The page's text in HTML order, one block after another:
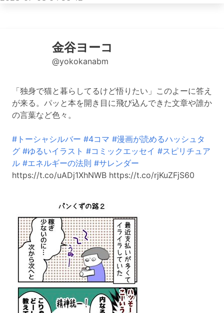
金谷ヨーコ
@yokokanabm
「独身で猫と暮らしてるけど悟りたい」このよーに答え
が来る。パッと本を開き目に飛び込んできた文章や誰か
の言葉など色々。
#トーシャシルバー #4コマ #漫画が読めるハッシュタ
グ #ゆるいイラスト #コミックエッセイ #スピリチュア
ル #エネルギーの法則 #サレンダー
https://t.co/uADj1XhNWB https://t.co/rjKuZFjS60